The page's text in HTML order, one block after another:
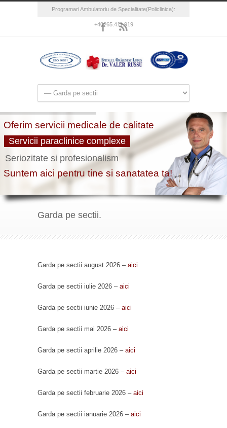
Programari Ambulatoriu de Specialitate(Policlinica):
+40265.411.919
Garda pe sectii.
Garda pe sectii august 2026 – aici
Garda pe sectii iulie 2026 – aici
Garda pe sectii iunie 2026 – aici
Garda pe sectii mai 2026 – aici
Garda pe sectii aprilie 2026 – aici
Garda pe sectii martie 2026 – aici
Garda pe sectii februarie 2026 – aici
Garda pe sectii ianuarie 2026 – aici